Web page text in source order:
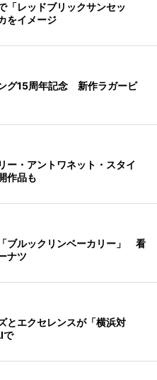
「レッドブリックサンセッ
をイメージ
グ15周年記念 新作ラガービ
ー・アントワネット・スタイ
作品も
ブルックリンベーカリー」 看
ナツ
とエクセレンスが「横浜対
で